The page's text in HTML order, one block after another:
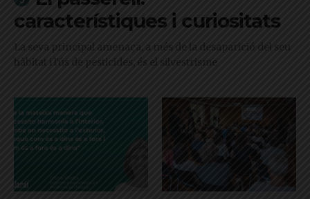
característiques i curiositats
La seva principal amenaça, a més de la desaparició del seu
hàbitat i l'ús de pesticides, és el silvestrisme